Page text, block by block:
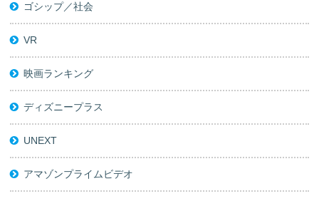
ゴシップ／社会
VR
映画ランキング
ディズニープラス
UNEXT
アマゾンプライムビデオ